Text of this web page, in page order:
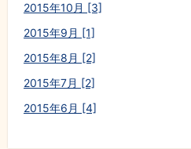
2015年10月 [3]
2015年9月 [1]
2015年8月 [2]
2015年7月 [2]
2015年6月 [4]